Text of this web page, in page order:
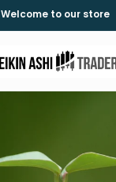
Welcome to our store